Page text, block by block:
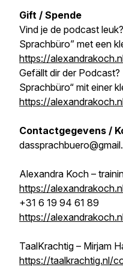
Gift / Spende
Vind je de podcast
Sprachbüro” met een
https://
Gefällt dir der
Sprachbüro“ mit einer
https://
Contactgegevens /
Alexandra Koch –
https://
+31 6 19 94 61 89
https://
TaalKrachtig – Mirjam
https://taalkrachtig.nl/